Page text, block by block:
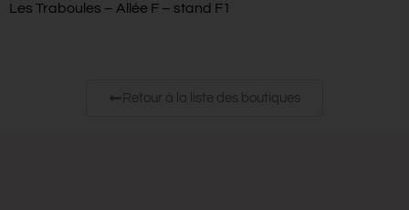
Les Traboules – Allée F – stand F1
Retour à la liste des boutiques